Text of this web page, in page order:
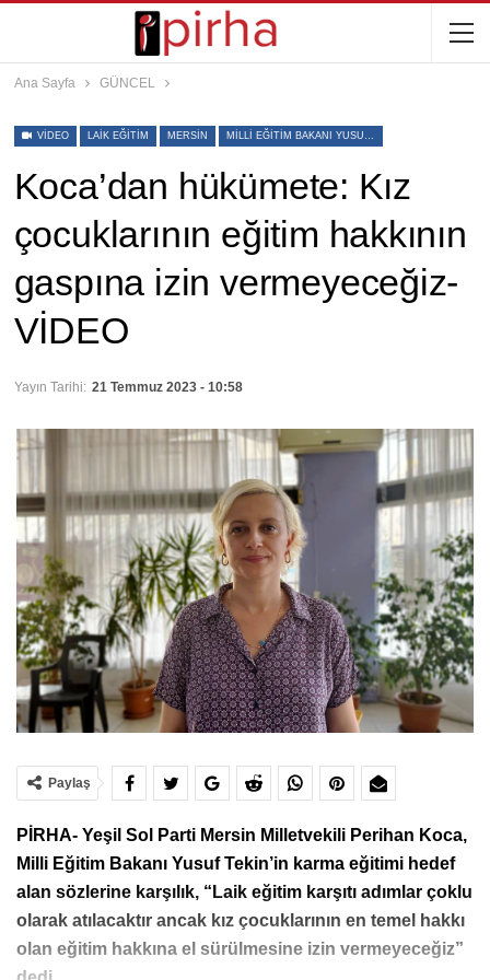
Ana Sayfa GÜNCEL
VIDEO LAIK EĞITIM MERSIN MILLI EĞITIM BAKANI YUSUF TEKIN'
Koca’dan hükümete: Kız
çocuklarının eğitim hakkının
gaspına izin vermeyeceğiz-
VİDEO
Yayın Tarihi: 21 Temmuz 2023 - 10:58
Paylaş
PİRHA- Yeşil Sol Parti Mersin Milletvekili Perihan Koca,
Milli Eğitim Bakanı Yusuf Tekin’in karma eğitimi hedef
alan sözlerine karşılık, “Laik eğitim karşıtı adımlar çoklu
olarak atılacaktır ancak kız çocuklarının en temel hakkı
olan eğitim hakkına el sürülmesine izin vermeyeceğiz”